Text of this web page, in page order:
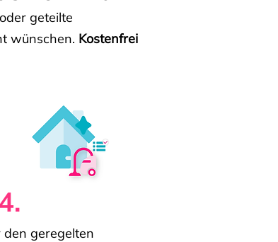
geteilte
wünschen. Kostenfrei
den geregelten